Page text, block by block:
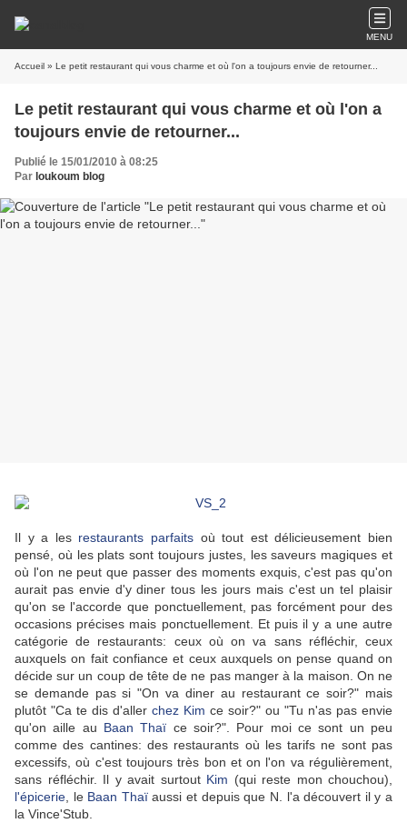
MENU
Accueil » Le petit restaurant qui vous charme et où l'on a toujours envie de retourner...
Le petit restaurant qui vous charme et où l'on a
toujours envie de retourner...
Publié le 15/01/2010 à 08:25
Par loukoum blog
Il y a les restaurants parfaits où tout est délicieusement bien
pensé, où les plats sont toujours justes, les saveurs magiques et
où l'on ne peut que passer des moments exquis, c'est pas qu'on
aurait pas envie d'y diner tous les jours mais c'est un tel plaisir
qu'on se l'accorde que ponctuellement, pas forcément pour des
occasions précises mais ponctuellement. Et puis il y a une autre
catégorie de restaurants: ceux où on va sans réfléchir, ceux
auxquels on fait confiance et ceux auxquels on pense quand on
décide sur un coup de tête de ne pas manger à la maison. On ne
se demande pas si "On va diner au restaurant ce soir?" mais
plutôt "Ca te dis d'aller chez Kim ce soir?" ou "Tu n'as pas envie
qu'on aille au Baan Thaï ce soir?". Pour moi ce sont un peu
comme des cantines: des restaurants où les tarifs ne sont pas
excessifs, où c'est toujours très bon et on l'on va régulièrement,
sans réfléchir. Il y avait surtout Kim (qui reste mon chouchou),
l'épicerie , le Baan Thaïaussi et depuis que N. l'a découvert il y a
la Vince'Stub.